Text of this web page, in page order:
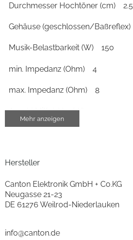
Durchmesser Hochtöner (cm) 2.5
Gehäuse (geschlossen/Baßreflex)
Musik-Belastbarkeit (W) 150
min. Impedanz (Ohm) 4
max. Impedanz (Ohm) 8
Anzahl Mittel-Hochtöner
Breite (cm)
Höhe (cm) 40
Tiefe (cm) 35
Mehr anzeigen
Hersteller
Canton Elektronik GmbH + Co.KG
Neugasse 21-23
DE 61276 Weilrod-Niederlauken
info@canton.de